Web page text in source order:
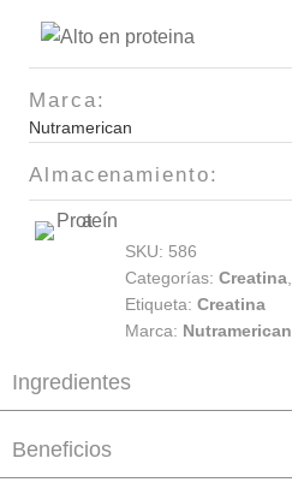
frutos
cantidad
Marca:
Nutramerican
Almacenamiento:
SKU: 586
Categorías: Creatina
Etiqueta: Creatina
Marca: Nutramerican
Ingredientes
Beneficios